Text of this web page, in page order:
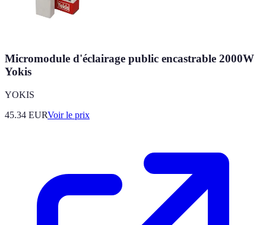
Micromodule d'éclairage public encastrable 2000W
Yokis
YOKIS
45.34 EURVoir le prix